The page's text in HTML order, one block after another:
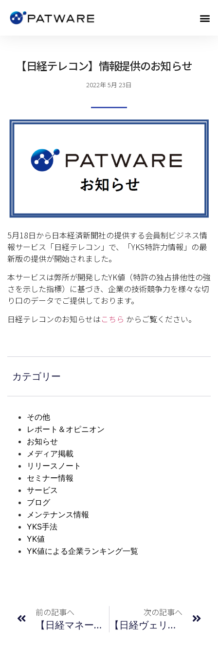
【日経テレコン】情報提供のお知らせ
2022年 5月 23日
5月18日から日本経済新聞社の提供する会員制ビジネス情
報サービス「日経テレコン」で、「YKS特許力情報」の最
新版の提供が開始されました。
本サービスは弊所が開発したYK値（特許の独占排他性の強
さを示した指標）に基づき、企業の技術競争力を様々な切
り口のデータでご提供しております。
日経テレコンのお知らせはこちら からご覧ください。
カテゴリー
その他
レポート＆オピニオン
お知らせ
メディア掲載
リリースノート
セミナー情報
サービス
ブログ
メンテナンス情報
YKS手法
YK値
YK値による企業ランキング一覧
前の記事へ
【日経マネー】記事掲載のおしらせ 2022年7月号
次の記事へ
【日経ヴェリタス】記事掲載のおしらせ